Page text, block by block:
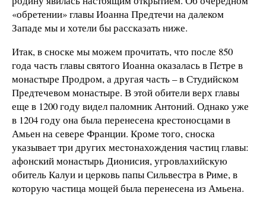
«обретении» главы Иоанна Предтечи на далеком
Западе мы и хотели бы рассказать ниже.
Итак, в сноске мы можем прочитать, что после 850
года часть главы святого Иоанна оказалась в Петре в
монастыре Продром, а другая часть – в Студийском
Предтечевом монастыре. В этой обители верх главы
еще в 1200 году видел паломник Антоний. Однако уже
в 1204 году она была перенесена крестоносцами в
Амьен на севере Франции. Кроме того, сноска
указывает три других местонахождения частиц главы:
афонский монастырь Дионисия, угровлахийскую
обитель Калуи и церковь папы Сильвестра в Риме, в
которую частица мощей была перенесена из Амьена.